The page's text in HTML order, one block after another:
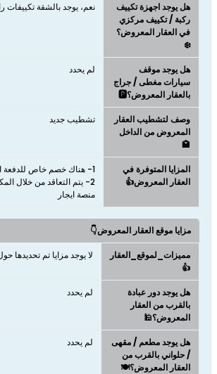
هل يوجد اجهزة تكييف
ركبة / تكييف مركزي
في العقار المعروض؟
❄️
نعم، يوجد بالشقة تكييفات
هل يوجد موقف
سيارات مغطى / جراج
بالعقار المعروض؟🅿️
لم يحدد
وصف لتشطيب العقار
المعروض من الداخل
🏩
تشطيب جديد
المزايا المتوفرة في
العقار المعروض👍
2- يتم التعاقد من خلال
منصة ايجار
مزايا موقع العقار المعروض👇
مميزات_لموقع_العقار
👍
لا يوجد مزايا تم تحديدها
هل يوجد دور عبادة
بالقرب من العقار
المعروض؟🕌
لم يحدد
هل يوجد مطعم / مقهى
/ حلواني بالقرب من
العقار المعروض؟🍽️
لم يحدد